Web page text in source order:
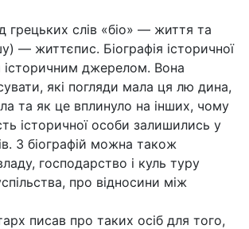
грецьких слів «біо» — життя та
— життєпис. Біографія історичної
історичним джерелом. Вона
які погляди мала ця лю дина,
та як це вплинуло на інших, чому
історичної особи залишились у
З біографій можна також
господарство і куль туру
про відносини між
писав про таких осіб для того,